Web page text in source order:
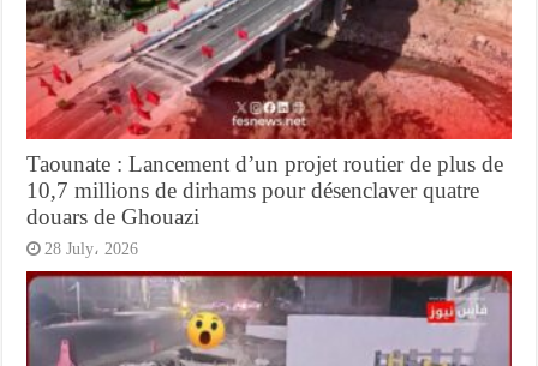
Taounate : Lancement d’un projet routier de plus de
10,7 millions de dirhams pour désenclaver quatre
douars de Ghouazi
28 July، 2026